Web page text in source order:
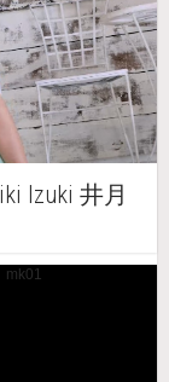
Izuki 井月